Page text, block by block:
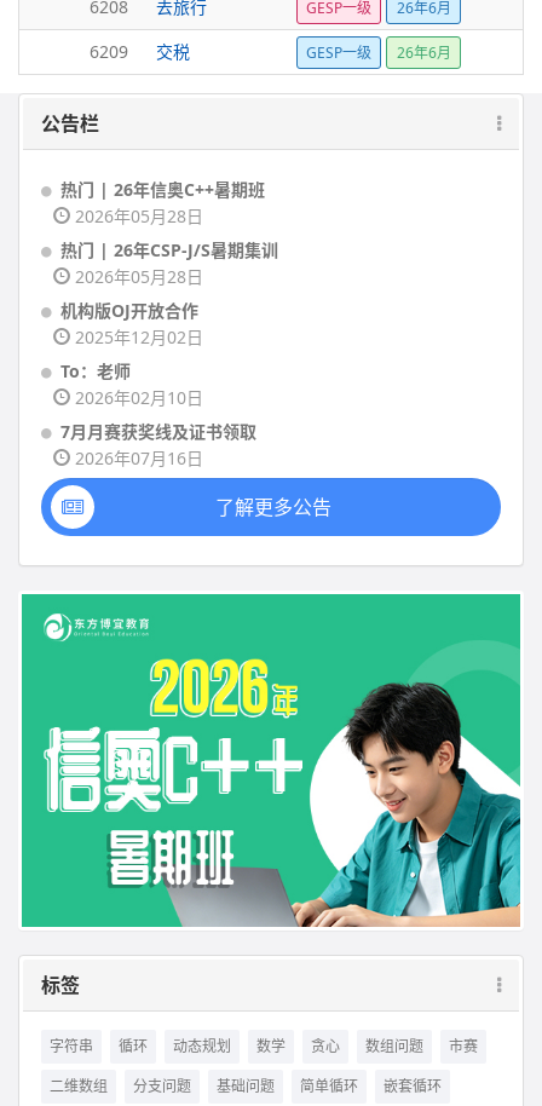
6208 去旅行 GESP一级 26年6月
6209 交税 GESP一级 26年6月
公告栏
热门 | 26年信奥C++暑期班
2026年05月28日
热门 | 26年CSP-J/S暑期集训
2026年05月28日
机构版OJ开放合作
2025年12月02日
To：老师
2026年02月10日
7月月赛获奖线及证书领取
2026年07月16日
了解更多公告
标签
字符串 循环 动态规划 数学 贪心 数组问题
市赛
二维数组
分支问题 基础问题 简单循环 嵌套循环